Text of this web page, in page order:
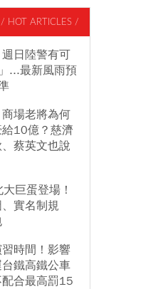
/ HOT ARTICLES /
日陸警有可
...最新風雨預
場老將為何
10億？慈濟
蔡英文也說
巨蛋登場！
實名制規
時間！影響
鐵高鐵公車
合最高罰15